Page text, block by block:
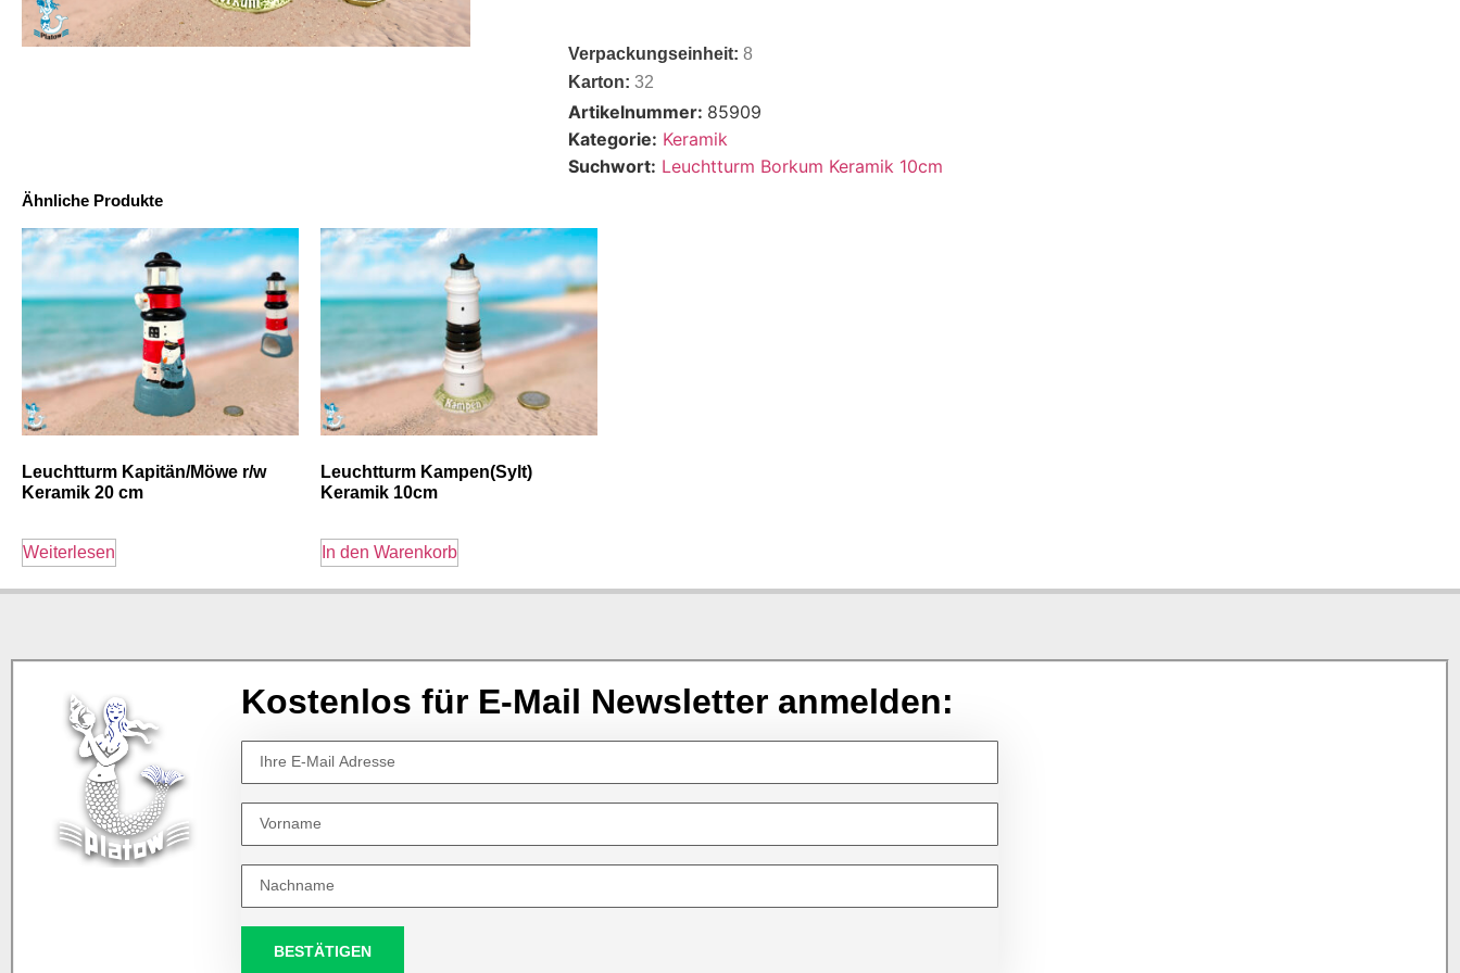
Verpackungseinheit:8
Karton:32
Artikelnummer: 85909
Kategorie: Keramik
Suchwort: Leuchtturm Borkum Keramik 10cm
Ähnliche Produkte
Leuchtturm Kapitän/Möwe r/w
Keramik 20 cm
Weiterlesen
Leuchtturm Kampen(Sylt)
Keramik 10cm
In den Warenkorb
Kostenlos für E-Mail Newsletter anmelden:
BESTÄTIGEN